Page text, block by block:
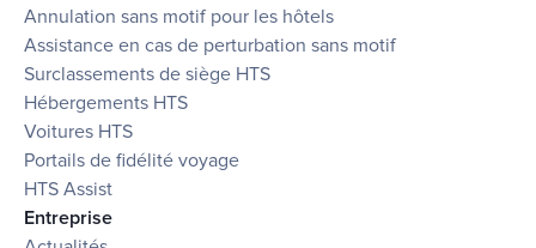
Annulation sans motif pour les hôtels
Assistance en cas de perturbation sans motif
Surclassements de siège HTS
Hébergements HTS
Voitures HTS
Portails de fidélité voyage
HTS Assist
Entreprise